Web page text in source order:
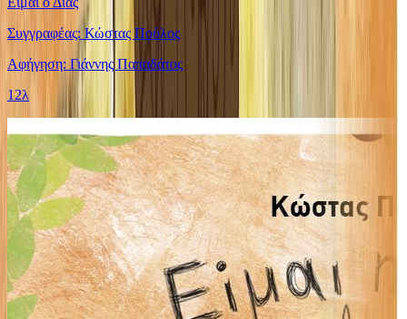
Συγγραφέας: Κώστας Πούλος
Αφήγηση: Γιάννης Παπαδάτος
12λ